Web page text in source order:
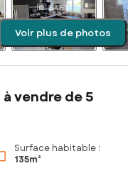
Voir plus de photos
vendre de 5
Surface habitable :
135m²